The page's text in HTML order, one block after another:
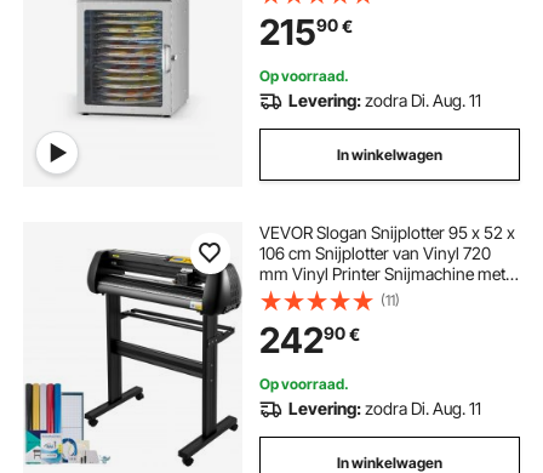
voor gedroogd vlees, fruit,
groenten, kruiden en
hondensnoepjes
21590€
Op voorraad.
Levering:zodra Di. Aug. 11
In winkelwagen
VEVOR Slogan Snijplotter 95 x 52 x
106 cm Snijplotter van Vinyl 720
mm Vinyl Printer Snijmachine met
LED Digitaal Paneel, USB- en COM-
interface voor Gravures
Beletteringsfolie met
Warmteoverdracht enz
(11)
24290€
Op voorraad.
Levering:zodra Di. Aug. 11
In winkelwagen